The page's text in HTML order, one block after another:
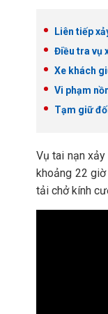
Liên tiếp
Điều tra vụ
Xe khách
Vi phạm
Tạm giữ
Vụ tai nạn
khoảng 22
tải chở kính